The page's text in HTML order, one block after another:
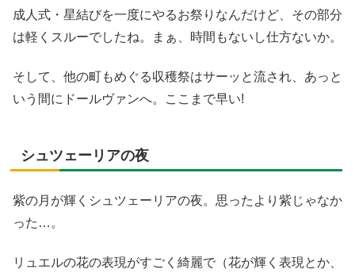
成人式・星結びを一度にやるお祭りなんだけど、その部分
は軽くスルーでしたね。まぁ、時間もないし仕方ないか。
そして、他の町もめぐる収穫祭はサーッと流され、あっと
いう間にドールヴァンへ。ここまで早い!
シュツェーリアの夜
紫の月が輝くシュツェーリアの夜。思ったより紫じゃなか
った…。
リュエルの花の表現がすごく綺麗で（花が輝く表現とか、